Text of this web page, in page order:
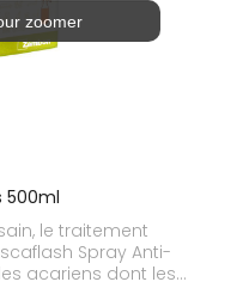
zoomer
500ml
le traitement
Spray Anti-
acariens dont les